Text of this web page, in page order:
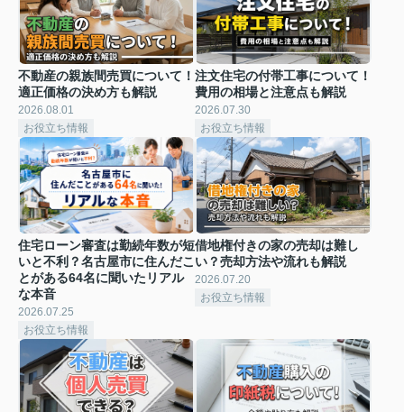
不動産の親族間売買について！
適正価格の決め方も解説
2026.08.01
お役立ち情報
注文住宅の付帯工事について！
費用の相場と注意点も解説
2026.07.30
お役立ち情報
住宅ローン審査は勤続年数が短
いと不利？名古屋市に住んだこ
とがある64名に聞いたリアル
な本音
2026.07.25
お役立ち情報
借地権付きの家の売却は難し
い？売却方法や流れも解説
2026.07.20
お役立ち情報